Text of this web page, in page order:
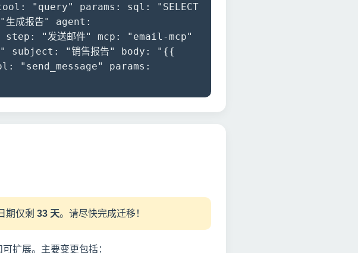
"query" params: sql: "SELECT
成报告" agent:
"发送邮件" mcp: "email-mcp"
subject: "销售报告" body: "{{
params:
期仅剩 33 天。请尽快完成迁移！
扩展。主要变更包括：